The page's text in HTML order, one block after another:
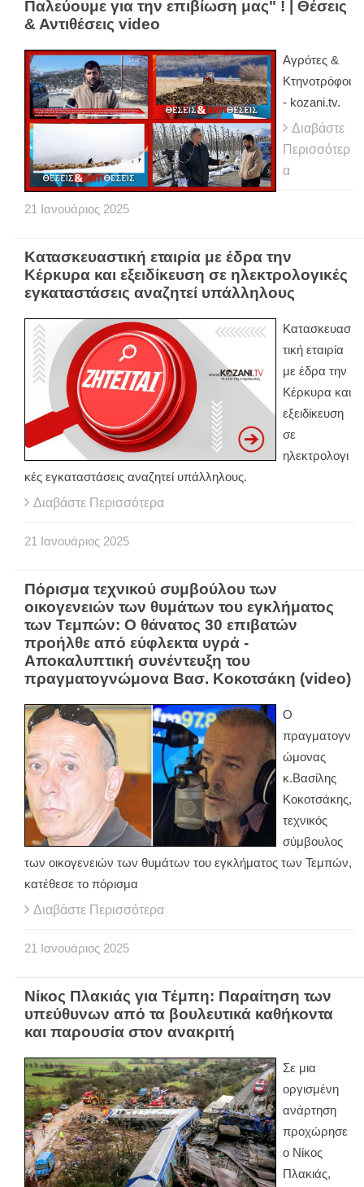
Παλεύουμε για την επιβίωση μας" ! | Θέσεις
& Αντιθέσεις video
Αγρότες &
Κτηνοτρόφοι
- kozani.tv.
Διαβάστε
Περισσότερ
α
21 Ιανουάριος 2025
Κατασκευαστική εταιρία με έδρα την
Κέρκυρα και εξειδίκευση σε ηλεκτρολογικές
εγκαταστάσεις αναζητεί υπάλληλους
Κατασκευασ
τική εταιρία
με έδρα την
Κέρκυρα και
εξειδίκευση
σε
ηλεκτρολογι
κές εγκαταστάσεις αναζητεί υπάλληλους.
Διαβάστε Περισσότερα
21 Ιανουάριος 2025
Πόρισμα τεχνικού συμβούλου των
οικογενειών των θυμάτων του εγκλήματος
των Τεμπών: Ο θάνατος 30 επιβατών
προήλθε από εύφλεκτα υγρά -
Αποκαλυπτική συνέντευξη του
πραγματογνώμονα Βασ. Κοκοτσάκη (video)
Ο
πραγματογν
ώμονας
κ.Βασίλης
Κοκοτσάκης,
τεχνικός
σύμβουλος
των οικογενειών των θυμάτων του εγκλήματος των Τεμπών,
κατέθεσε το πόρισμα
Διαβάστε Περισσότερα
21 Ιανουάριος 2025
Νίκος Πλακιάς για Τέμπη: Παραίτηση των
υπεύθυνων από τα βουλευτικά καθήκοντα
και παρουσία στον ανακριτή
Σε μια
οργισμένη
ανάρτηση
προχώρησε
ο Νίκος
Πλακιάς,